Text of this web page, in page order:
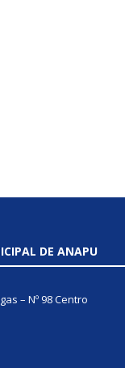
DE ANAPU
– Nº 98 Centro